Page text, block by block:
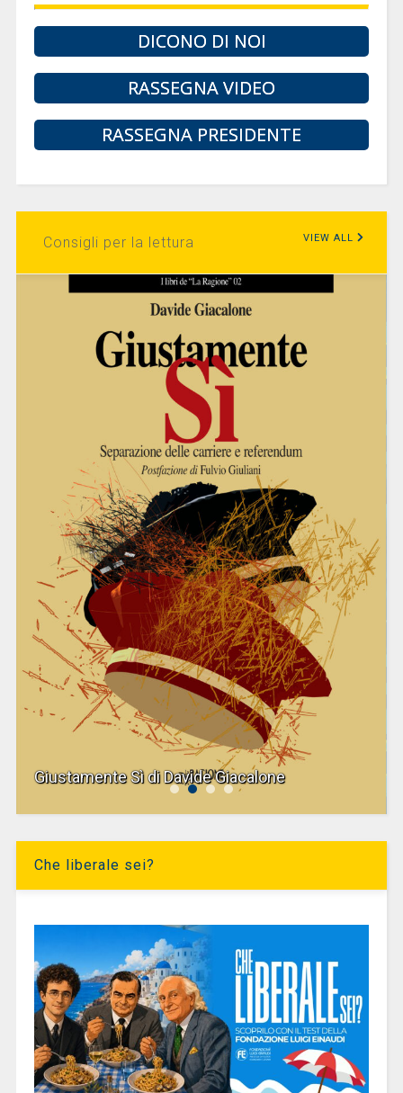
DICONO DI NOI
RASSEGNA VIDEO
RASSEGNA PRESIDENTE
Consigli per la lettura VIEW ALL
Giustamente Sì di Davide Giacalone
Che liberale sei?